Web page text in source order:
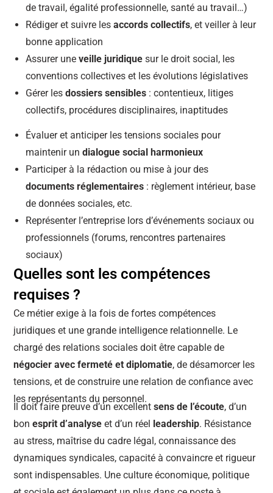
de travail, égalité professionnelle, santé au travail…)
Rédiger et suivre lesaccords collectifs, et veiller à leur
bonne application
Assurer uneveille juridique sur le droit social, les
conventions collectives et les évolutions législatives
Gérer lesdossiers sensibles : contentieux, litiges
collectifs, procédures disciplinaires, inaptitudes
Évaluer et anticiper les tensions sociales pour
maintenir undialogue social harmonieux
Participer à la rédaction ou mise à jour des
documents réglementaires : règlement intérieur, base
de données sociales, etc.
Représenter l’entreprise lors d’événements sociaux ou
professionnels (forums, rencontres partenaires
sociaux)
Quelles sont les compétences
requises ?​
Ce métier exige à la fois de fortes compétences
juridiques et une grande intelligence relationnelle. Le
chargé des relations sociales doit être capable de
négocier avec fermeté et diplomatie, de désamorcer les
tensions, et de construire une relation de confiance avec
les représentants du personnel.
Il doit faire preuve d’un excellentsens de l’écoute, d’un
bonesprit d’analyse et d’un réel leadership. Résistance
au stress, maîtrise du cadre légal, connaissance des
dynamiques syndicales, capacité à convaincre et rigueur
sont indispensables. Une culture économique, politique